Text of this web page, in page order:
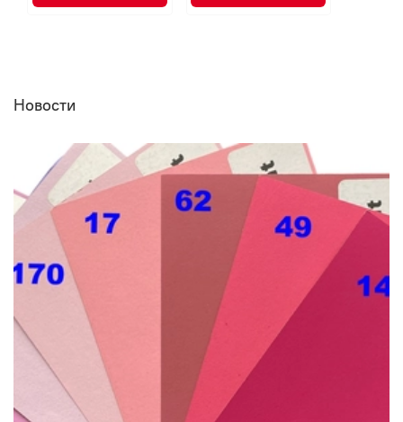
Новости